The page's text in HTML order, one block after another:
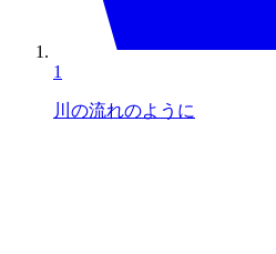
1
川の流れのように